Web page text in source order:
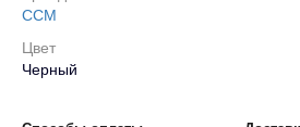
CCM
Цвет
Черный